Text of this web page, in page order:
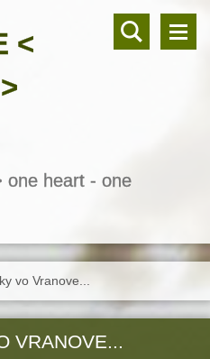
<
one heart - one
vo Vranove...
VRANOVE...